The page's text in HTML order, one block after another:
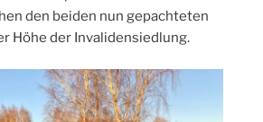
den beiden nun gepachteten
Höhe der Invalidensiedlung.